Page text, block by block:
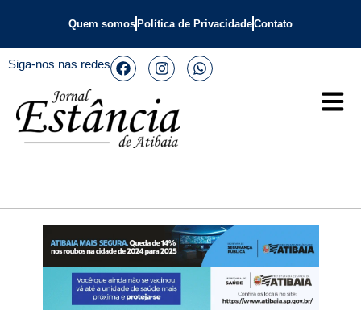
Quem somos Política de PrivacidadeContato
Siga-nos nas redes